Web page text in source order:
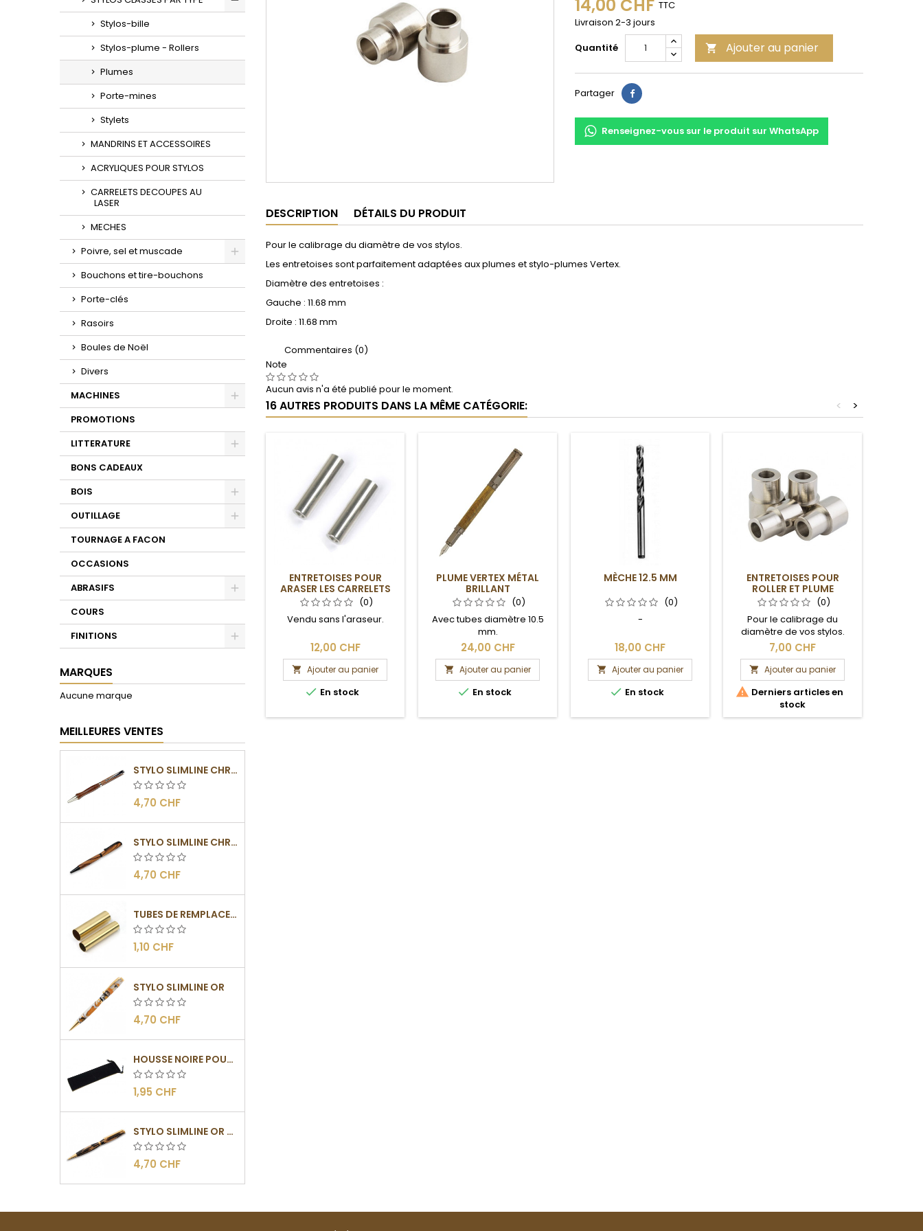
Stylos-bille
Stylos-plume - Rollers
Plumes
Porte-mines
Stylets
MANDRINS ET ACCESSOIRES
ACRYLIQUES POUR STYLOS
CARRELETS DECOUPES AU
LASER
MECHES
Poivre, sel et muscade
Toggle
Bouchons et tire-bouchons
Porte-clés
Rasoirs
Boules de Noël
Divers
MACHINES
Toggle
PROMOTIONS
LITTERATURE
BONS CADEAUX
BOIS
Toggle
OUTILLAGE
TOURNAGE A FACON
OCCASIONS
ABRASIFS
Toggle
COURS
FINITIONS
MARQUES
Aucune marque
MEILLEURES VENTES
STYLO SLIMLINE CHROMÉ
4,70 CHF
STYLO SLIMLINE CHROMÉ NOIR
4,70 CHF
TUBES DE REMPLACEMENT POUR MÉCANISME SLIMLINE
1,10 CHF
STYLO SLIMLINE OR
4,70 CHF
HOUSSE NOIRE POUR STYLO
1,95 CHF
STYLO SLIMLINE OR - BARRETTE PLATE
4,70 CHF
14,00 CHF TTC
Livraison 2-3 jours
Quantité
 Ajouter au panier
Partager Partager
Renseignez-vous sur le produit sur WhatsApp
DESCRIPTION DÉTAILS DU PRODUIT
Pour le calibrage du diamètre de vos stylos.
Les entretoises sont parfaitement adaptées aux plumes et stylo-plumes Vertex.
Diamètre des entretoises :
Gauche : 11.68 mm
Droite : 11.68 mm
Commentaires (0)
Note
Aucun avis n'a été publié pour le moment.
16 AUTRES PRODUITS DANS LA MÊME CATÉGORIE: >
<
ENTRETOISES POUR
ARASER LES CARRELETS
MAJESTIC BLACK ET OR-
PLATINE
(0)
Vendu sans l'araseur.
12,00 CHF
 Ajouter au panier
 En stock
PLUME VERTEX MÉTAL
BRILLANT
(0)
Avec tubes diamètre 10.5
mm.
24,00 CHF
 Ajouter au panier
 En stock
MÈCHE 12.5 MM
(0)
-
18,00 CHF
 Ajouter au panier
 En stock
ENTRETOISES POUR
ROLLER ET PLUME
COMMANDER
(0)
Pour le calibrage du
diamètre de vos stylos.
7,00 CHF
 Ajouter au panier
 Derniers articles en
stock